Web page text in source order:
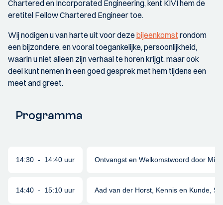
Chartered en Incorporated Engineering, kent KIVI hem de
eretitel Fellow Chartered Engineer toe.
Wij nodigen u van harte uit voor dezebijeenkomst rondom
een bijzondere, en vooral toegankelijke, persoonlijkheid,
waarin u niet alleen zijn verhaal te horen krijgt, maar ook
deel kunt nemen in een goed gesprek met hem tijdens een
meet and greet.
Programma
14:30 - 14:40 uur Ontvangst en Welkomstwoord door
14:40 - 15:10 uur Aad van der Horst, Kennis en Kunde,